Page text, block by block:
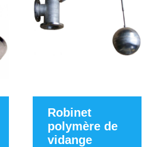
Robinet
polymère de
vidange